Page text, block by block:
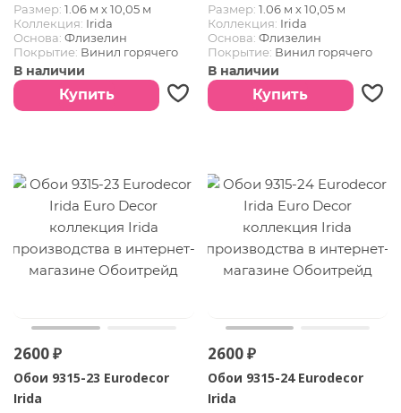
Размер: 1.06 м х 10,05 м
Коллекция: Irida
Основа: Флизелин
Покрытие: Винил горячего
тиснения
В наличии
Купить
Размер: 1.06 м х 10,05 м
Коллекция: Irida
Основа: Флизелин
Покрытие: Винил горячего
тиснения
В наличии
Купить
2600 ₽
Обои 9315-23 Eurodecor
Irida
2600 ₽
Обои 9315-24 Eurodecor
Irida